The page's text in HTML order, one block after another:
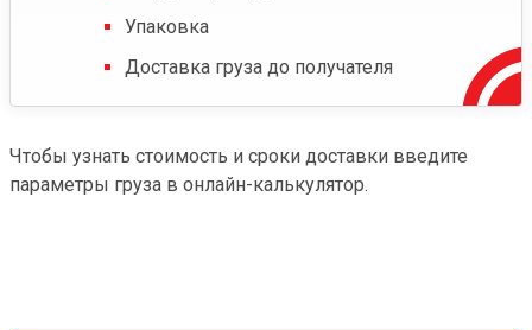
Упаковка
Доставка груза до получателя
Чтобы узнать стоимость и сроки доставки введите
параметры груза в онлайн-калькулятор.